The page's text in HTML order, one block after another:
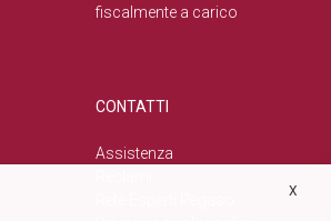
fiscalmente a carico
CONTATTI
Assistenza
X